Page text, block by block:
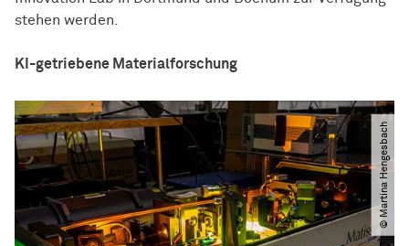
stehen werden.
KI-getriebene Materialforschung
© Martina Hengesbach